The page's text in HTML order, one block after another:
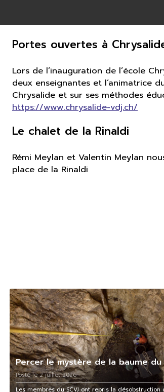
Portes ouvertes à
Lors de l’inauguration de l’école
deux enseignantes et l’animatrice
Chrysalide et sur ses méthodes
https://www.chrysalide-vdj.ch/
Le chalet de la Rinaldi
Rémi Meylan et Valentin Meylan
place de la Rinaldi
Percer le mystère de la baume du
Posté le 2 juillet 2026
Les membres du SCVJ ont repris la désobstruction